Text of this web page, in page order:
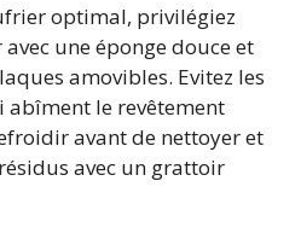
optimal, privilégiez
une éponge douce et
amovibles. Evitez les
le revêtement
avant de nettoyer et
avec un grattoir